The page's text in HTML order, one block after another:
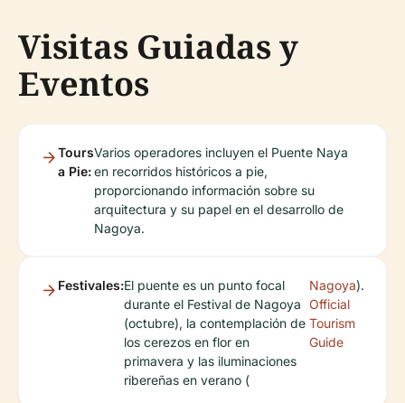
Visitas Guiadas y
Eventos
Tours
a Pie:
Varios operadores incluyen el Puente Naya
en recorridos históricos a pie,
proporcionando información sobre su
arquitectura y su papel en el desarrollo de
Nagoya.
Festivales:El puente es un punto focal
durante el Festival de Nagoya
(octubre), la contemplación de
los cerezos en flor en
primavera y las iluminaciones
ribereñas en verano (
Nagoya
Official
Tourism
Guide
).